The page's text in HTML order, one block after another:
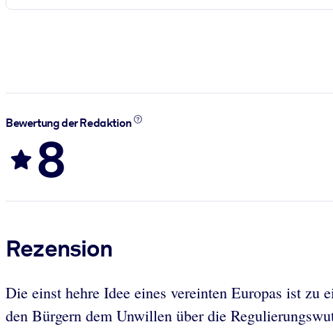
Bewertung der Redaktion
8
Rezension
Die einst hehre Idee eines vereinten Europas ist zu
den Bürgern dem Unwillen über die